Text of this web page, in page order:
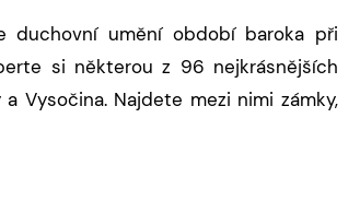
duchovní umění období baroka při
si některou z 96 nejkrásnějších
Vysočina. Najdete mezi nimi zámky,